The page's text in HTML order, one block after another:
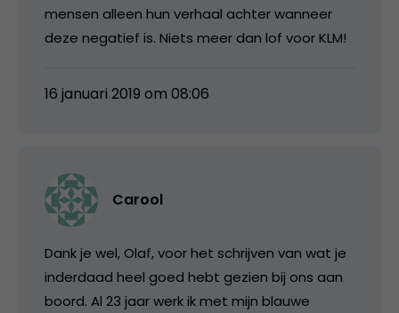
mensen alleen hun verhaal achter wanneer
deze negatief is. Niets meer dan lof voor KLM!
16 januari 2019 om 08:06
Carool
Dank je wel, Olaf, voor het schrijven van wat je
inderdaad heel goed hebt gezien bij ons aan
boord. Al 23 jaar werk ik met mijn blauwe